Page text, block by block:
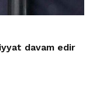
davam edir